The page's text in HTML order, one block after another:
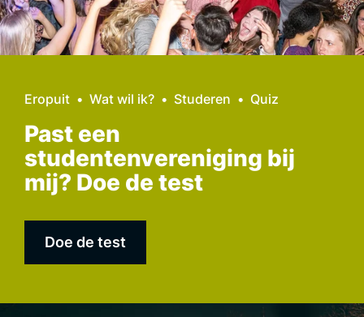
Eropuit Wat wil ik? Studeren Quiz
Past een
studentenvereniging bij
mij? Doe de test
Doe de test